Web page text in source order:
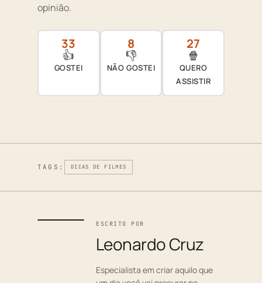
opinião.
33
👍
GOSTEI
8
👎
NÃO GOSTEI
27
🍿
QUERO
ASSISTIR
TAGS: DICAS DE FILMES
ESCRITO POR
Leonardo Cruz
Especialista em criar aquilo que